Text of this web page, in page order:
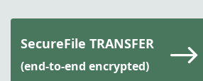
SecureFile TRANSFER
(end-to-end encrypted)